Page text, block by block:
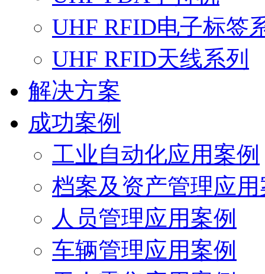
UHF RFID电子标签
UHF RFID天线系列
解决方案
成功案例
工业自动化应用案例
档案及资产管理应
人员管理应用案例
车辆管理应用案例